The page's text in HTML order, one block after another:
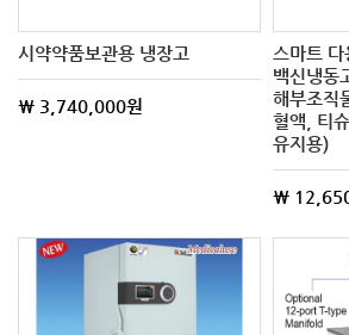
시약약품보관용 냉장고
\ 3,740,000원
스마트 다
백신냉동
해부조직
혈액, 티
유지용)
\